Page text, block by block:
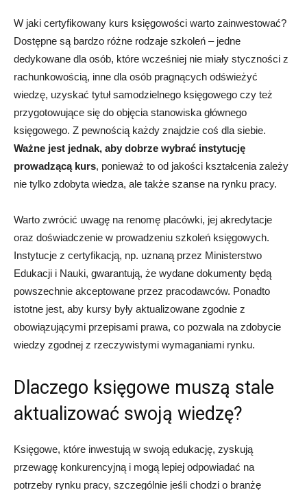
W jaki certyfikowany kurs księgowości warto zainwestować?
Dostępne są bardzo różne rodzaje szkoleń – jedne
dedykowane dla osób, które wcześniej nie miały styczności z
rachunkowością, inne dla osób pragnących odświeżyć
wiedzę, uzyskać tytuł samodzielnego księgowego czy też
przygotowujące się do objęcia stanowiska głównego
księgowego. Z pewnością każdy znajdzie coś dla siebie.
Ważne jest jednak, aby dobrze wybrać instytucję
prowadzącą kurs, ponieważ to od jakości kształcenia zależy
nie tylko zdobyta wiedza, ale także szanse na rynku pracy.
Warto zwrócić uwagę na renomę placówki, jej akredytacje
oraz doświadczenie w prowadzeniu szkoleń księgowych.
Instytucje z certyfikacją, np. uznaną przez Ministerstwo
Edukacji i Nauki, gwarantują, że wydane dokumenty będą
powszechnie akceptowane przez pracodawców. Ponadto
istotne jest, aby kursy były aktualizowane zgodnie z
obowiązującymi przepisami prawa, co pozwala na zdobycie
wiedzy zgodnej z rzeczywistymi wymaganiami rynku.
Dlaczego księgowe muszą stale
aktualizować swoją wiedzę?
Księgowe, które inwestują w swoją edukację, zyskują
przewagę konkurencyjną i mogą lepiej odpowiadać na
potrzeby rynku pracy, szczególnie jeśli chodzi o branżę